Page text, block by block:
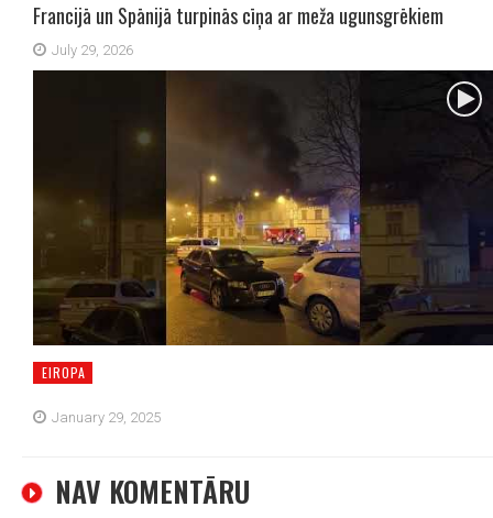
Francijā un Spānijā turpinās cīņa ar meža ugunsgrēkiem
July 29, 2026
EIROPA
January 29, 2025
NAV KOMENTĀRU